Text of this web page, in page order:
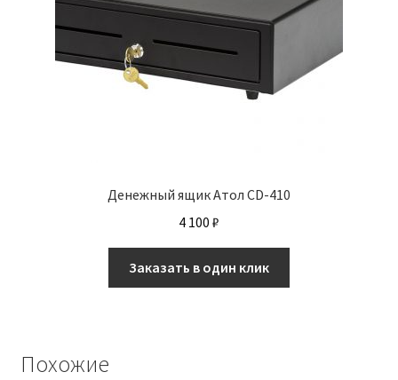
Денежный ящик Атол CD-410
4 100 ₽
Заказать в один клик
Похожие